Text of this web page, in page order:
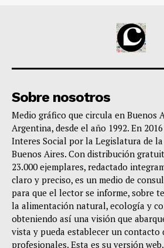
Sobre nosotros
Medio gráfico que circula en Buenos
Argentina, desde el año 1992. En
Interes Social por la Legislatura de
Buenos Aires. Con distribución
23.000 ejemplares, redactado
claro y preciso, es un medio de
para que el lector se informe, sobre
la alimentación natural, ecología y
obteniendo así una visión que
vista y pueda establecer un contacto
profesionales. Esta es su versión web.